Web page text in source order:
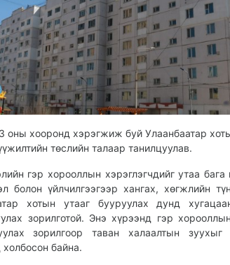
оны хооронд хэрэгжиж буй Улаанбаатар
төслийн талаар танилцуулав.
гэр хорооллын хэрэглэгчдийг утаа бага
болон үйлчилгээгээр хангах, хөгжлийн
хотын утааг бууруулах дунд
зорилготой. Энэ хүрээнд гэр
зорилгоор таван халаалтын зуухыг
байна.